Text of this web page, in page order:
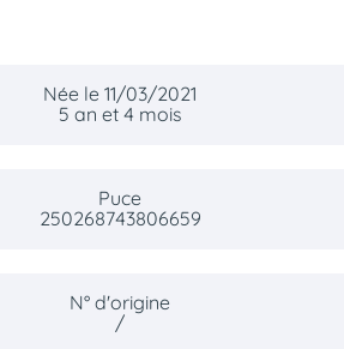
Née le 11/03/2021
5 an et 4 mois
Puce
250268743806659
N° d'origine
/